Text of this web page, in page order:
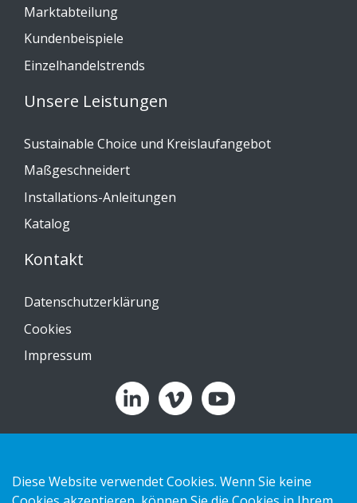
Marktabteilung
Kundenbeispiele
Einzelhandelstrends
Unsere Leistungen
Sustainable Choice und Kreislaufangebot
Maßgeschneidert
Installations-Anleitungen
Katalog
Kontakt
Datenschutzerklärung
Cookies
Impressum
Diese Website verwendet Cookies. Wenn Sie keine